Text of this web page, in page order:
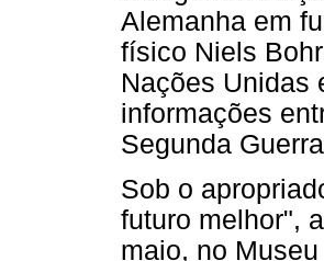
Alemanha em
físico Niels
Nações Unidas
informações
Segunda
Sob o
futuro melhor",
maio, no